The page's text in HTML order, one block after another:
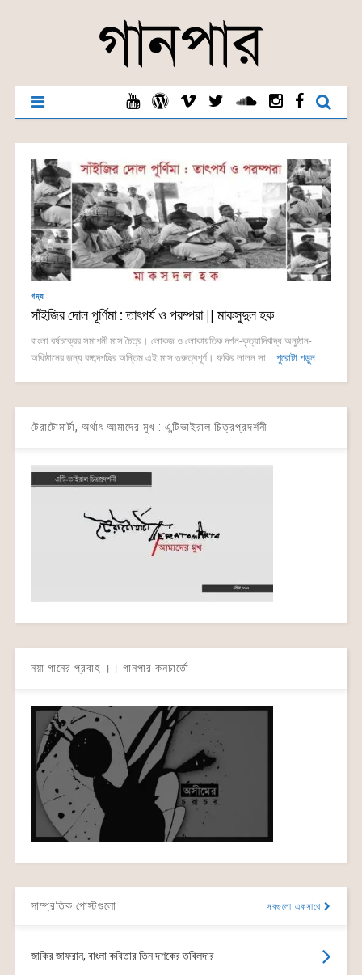
গদ্য
সাঁইজির দোল পূর্ণিমা : তাৎপর্য ও পরম্পরা || মাকসুদুল হক
বাংলা বর্ষচক্রের সমাপনী মাস চৈত্র। লোকজ ও লোকায়তিক দর্শন-কৃত্যাদিঋদ্ধ অনুষ্ঠান-
অধিষ্ঠানের জন্য বঙ্গাব্দপঞ্জির অন্তিম এই মাস গুরুত্বপূর্ণ। ফকির লালন সা... পুরোটা পড়ুন
টেরাটোমার্টা, অর্থাৎ আমাদের মুখ : এন্টিভাইরাল চিত্রপ্রদর্শনী
নয়া গানের প্রবাহ ।। গানপার কনচার্তো
সাম্প্রতিক পোস্টগুলো সবগুলো একসাথে
জাকির জাফরান, বাংলা কবিতার তিন দশকের তবিলদার